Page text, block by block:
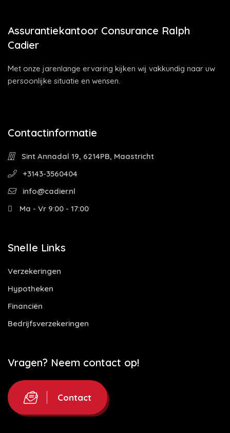
Assurantiekantoor Consurance Ralph
Cadier
Met onze jarenlange ervaring kijken wij vakkundig naar uw
persoonlijke situatie en wensen.
Contactinformatie
Sint Annadal 19, 6214PB, Maastricht
+3143-3560404
info@cadier.nl
Ma - Vr 9:00 - 17:00
Snelle Links
Verzekeringen
Hypotheken
Financiën
Bedrijfsverzekeringen
Vragen? Neem contact op!
Contact